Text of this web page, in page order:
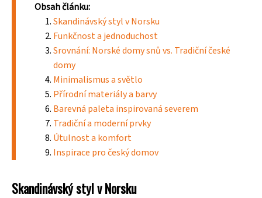
Obsah článku:
Skandinávský styl v Norsku
Funkčnost a jednoduchost
Srovnání: Norské domy snů vs. Tradiční české
domy
Minimalismus a světlo
Přírodní materiály a barvy
Barevná paleta inspirovaná severem
Tradiční a moderní prvky
Útulnost a komfort
Inspirace pro český domov
Skandinávský styl v Norsku